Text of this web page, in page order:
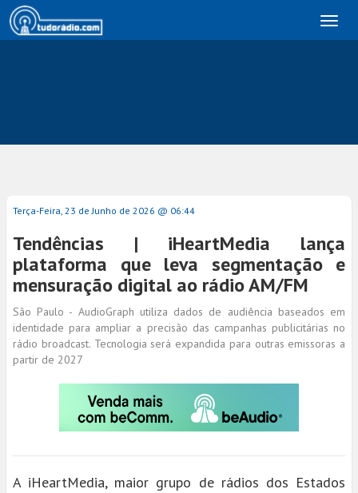
Terça-Feira, 23 de Junho de 2026 @ 06:44
Tendências | iHeartMedia lança
plataforma que leva segmentação e
mensuração digital ao rádio AM/FM
São Paulo - AudioGraph utiliza dados de audiência baseados em
identidade para ampliar a precisão das campanhas publicitárias no
rádio broadcast. Tecnologia será expandida para outras emissoras a
partir de 2027
A iHeartMedia, maior grupo de rádios dos Estados